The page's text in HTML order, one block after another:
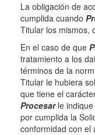
La obligación de
cumplida cuando
Titular los mismos,
En el caso de que
tratamiento a los
términos de la
Titular le hubiera
que tiene el
Procesarle indique
por cumplida la
conformidad con el